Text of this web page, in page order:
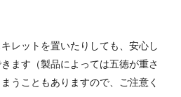
レットを置いたりしても、安心し
ます（製品によっては五徳が重さ
うこともありますので、ご注意く